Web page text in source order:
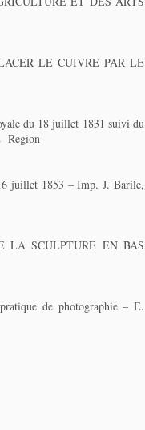
LE CUIVRE PAR LE
du 18 juillet 1831 suivi du
Region
juillet 1853 – Imp. J. Barile,
LA SCULPTURE EN BAS
de photographie – E.